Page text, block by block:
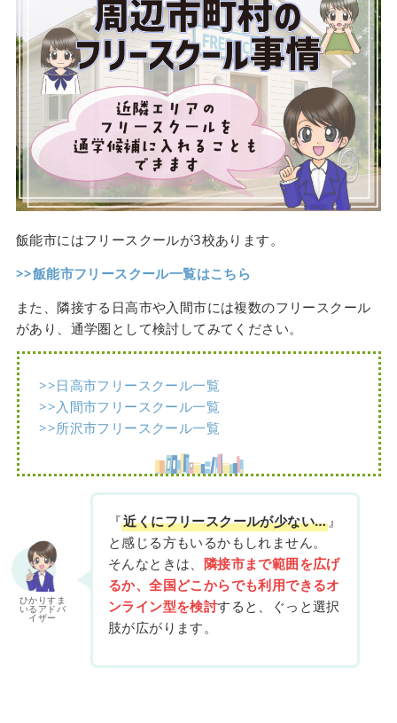
飯能市にはフリースクールが3校あります。
>>飯能市フリースクール一覧はこちら
また、隣接する日高市や入間市には複数のフリースクール
があり、通学圏として検討してみてください。
>>日高市フリースクール一覧
>>入間市フリースクール一覧
>>所沢市フリースクール一覧
ひかりすま
いるアドバ
イザー
『近くにフリースクールが少ない… 』
と感じる方もいるかもしれません。
そんなときは、 隣接市まで範囲を広げ
るか、全国どこからでも利用できるオ
ンライン型を検討すると、ぐっと選択
肢が広がります。